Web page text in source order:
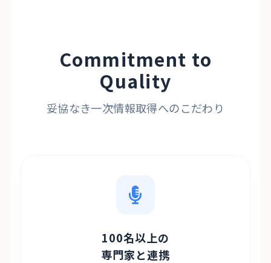
Commitment to
Quality
妥協なき一次情報取得へのこだわり
100名以上の
専門家と連携